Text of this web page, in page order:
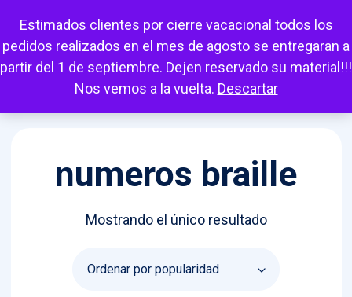
Estimados clientes por cierre vacacional todos los
pedidos realizados en el mes de agosto se entregaran a
partir del 1 de septiembre. Dejen reservado su material!!!
Nos vemos a la vuelta. Descartar
Mi cuenta Carrito Favoritos Escuchar
numeros braille
Mostrando el único resultado